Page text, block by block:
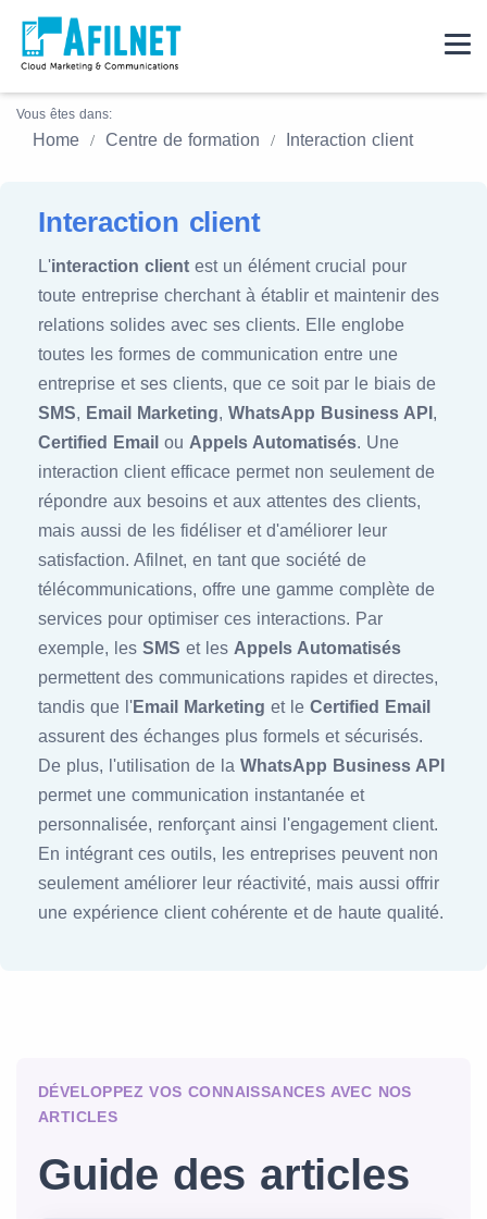
Vous êtes dans:
Home Centre de formation Interaction client
Interaction client
L'interaction client est un élément crucial pour
toute entreprise cherchant à établir et maintenir des
relations solides avec ses clients. Elle englobe
toutes les formes de communication entre une
entreprise et ses clients, que ce soit par le biais de
SMS, Email Marketing, WhatsApp Business API ,
Certified Email ou Appels Automatisés. Une
interaction client efficace permet non seulement de
répondre aux besoins et aux attentes des clients,
mais aussi de les fidéliser et d'améliorer leur
satisfaction. Afilnet, en tant que société de
télécommunications, offre une gamme complète de
services pour optimiser ces interactions. Par
exemple, les SMS et les Appels Automatisés
permettent des communications rapides et directes,
tandis que l'Email Marketing et le Certified Email
assurent des échanges plus formels et sécurisés.
De plus, l'utilisation de la WhatsApp Business API
permet une communication instantanée et
personnalisée, renforçant ainsi l'engagement client.
En intégrant ces outils, les entreprises peuvent non
seulement améliorer leur réactivité, mais aussi offrir
une expérience client cohérente et de haute qualité.
DÉVELOPPEZ VOS CONNAISSANCES AVEC NOS
ARTICLES
Guide des articles